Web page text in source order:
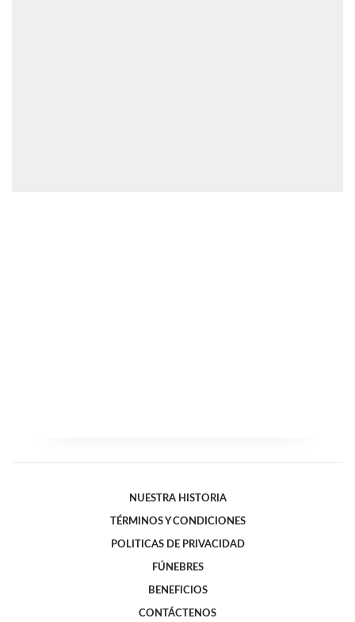
NUESTRA HISTORIA
TÉRMINOS Y CONDICIONES
POLITICAS DE PRIVACIDAD
FÚNEBRES
BENEFICIOS
CONTÁCTENOS